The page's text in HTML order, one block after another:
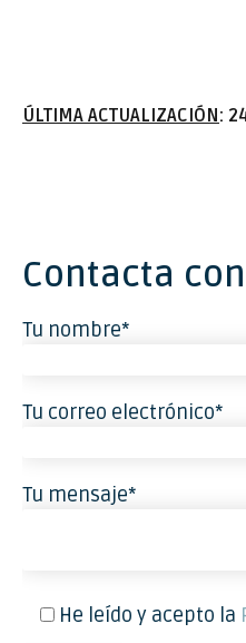
ÚLTIMA ACTUALIZACIÓN:
Contacta
Tu nombre*
Tu correo electrónico*
Tu mensaje*
He leído y acepto la